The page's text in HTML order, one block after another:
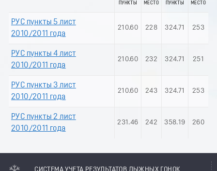
ПУНКТЫ МЕСТО ПУНКТЫ МЕСТО
РУС пункты 5 лист
2010/2011 года
210.60 228 324.71 253
РУС пункты 4 лист
2010/2011 года
210.60 232 324.71 251
РУС пункты 3 лист
2010/2011 года
210.60 243 324.71 253
РУС пункты 2 лист
2010/2011 года
231.46 242 358.19 260